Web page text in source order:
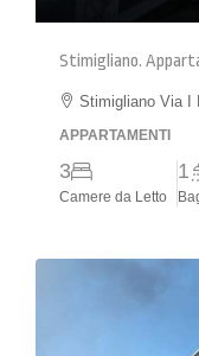
Stimigliano.
Stimigliano Via I
APPARTAMENTI
3
Camere da Letto
1